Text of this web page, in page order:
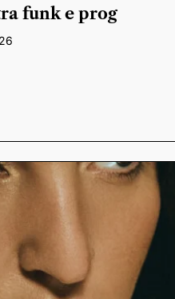
funk e prog